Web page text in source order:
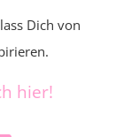
Dich von
hier!